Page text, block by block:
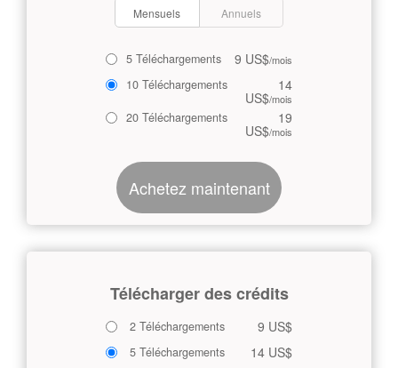
Mensuels Annuels
5 Téléchargements 9 US$/mois
10 Téléchargements 14
US$/mois
20 Téléchargements 19
US$/mois
Achetez maintenant
Télécharger des crédits
2 Téléchargements 9 US$
5 Téléchargements 14 US$